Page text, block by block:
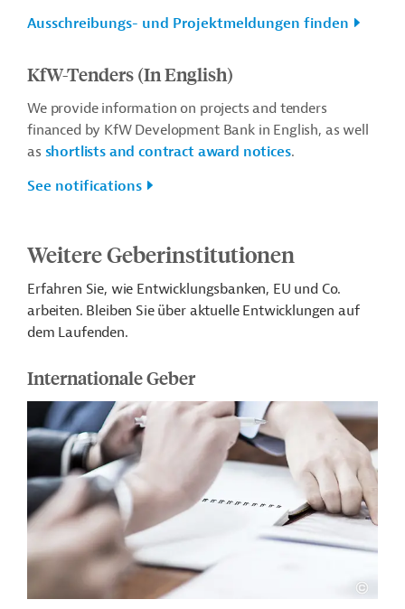
Ausschreibungs- und Projektmeldungen finden
KfW-Tenders (In English)
We provide information on projects and tenders
financed by KfW Development Bank in English, as well
as shortlists and contract award notices.
See notifications
Weitere Geberinstitutionen
Erfahren Sie, wie Entwicklungsbanken, EU und Co.
arbeiten. Bleiben Sie über aktuelle Entwicklungen auf
dem Laufenden.
Internationale Geber